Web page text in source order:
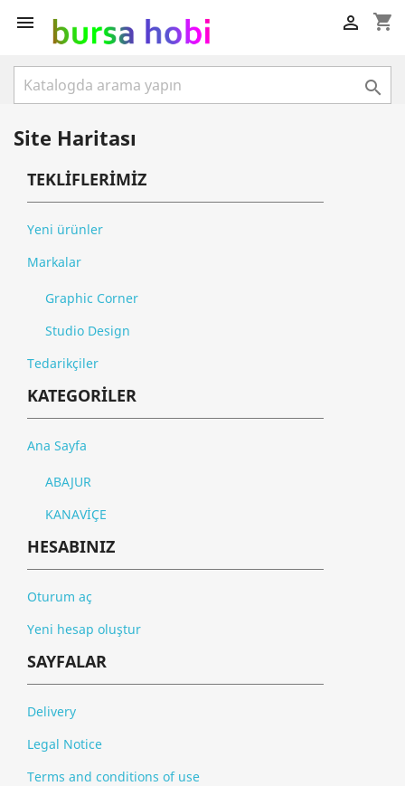
 shopping_cart


Site Haritası
TEKLIFLERIMIZ
Yeni ürünler
Markalar
Graphic Corner
Studio Design
Tedarikçiler
KATEGORILER
Ana Sayfa
ABAJUR
KANAVİÇE
HESABINIZ
Oturum aç
Yeni hesap oluştur
SAYFALAR
Delivery
Legal Notice
Terms and conditions of use